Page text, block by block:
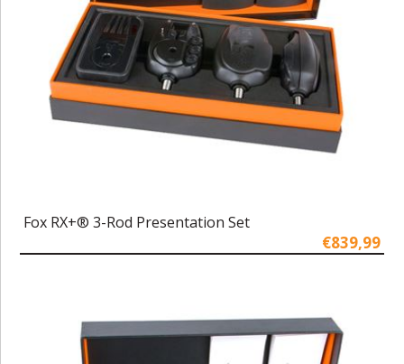
Fox RX+® 3-Rod Presentation Set
€839,99